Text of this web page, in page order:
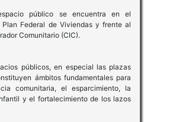
público se encuentra en el
Federal de Viviendas y frente al
Comunitario (CIC).
públicos, en especial las plazas
ámbitos fundamentales para
comunitaria, el esparcimiento, la
y el fortalecimiento de los lazos